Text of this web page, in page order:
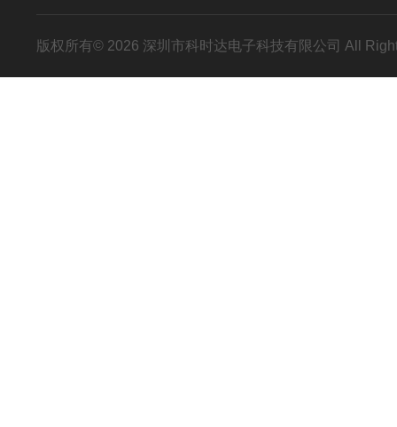
版权所有© 2026 深圳市科时达电子科技有限公司 All